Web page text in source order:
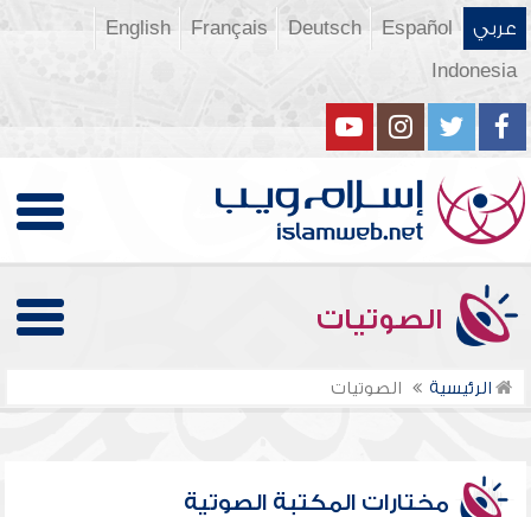
عربي Español
Deutsch
Français
English
Indonesia
الصوتيات
الرئيسية الصوتيات
مختارات المكتبة الصوتية